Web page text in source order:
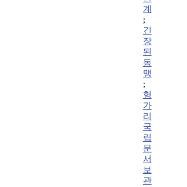
계
;
긴
장
된
동
맹
;
헝
가
리
국
립
문
서
보
관